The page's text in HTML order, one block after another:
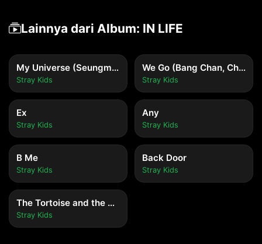
Lainnya dari Album: IN LIFE
My Universe (Seungmin, I.N Feat. Changbin)
Stray Kids
We Go (Bang Chan, Changbin, HAN)
Stray Kids
Ex
Stray Kids
Any
Stray Kids
B Me
Stray Kids
Back Door
Stray Kids
The Tortoise and the Hare
Stray Kids